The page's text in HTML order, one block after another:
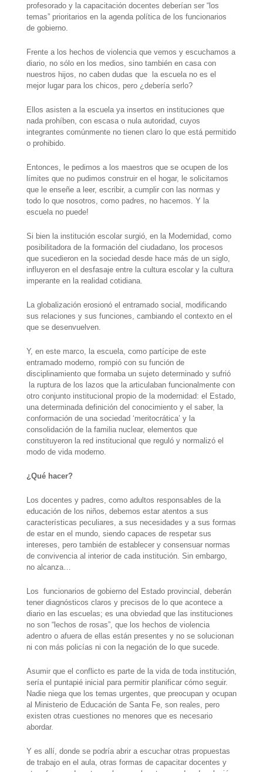
profesorado y la capacitación docentes deberían ser “los
temas” prioritarios en la agenda política de los funcionarios
de gobierno.
Frente a los hechos de violencia que vemos y escuchamos a
diario, no sólo en los medios, sino también en casa con
nuestros hijos, no caben dudas que
la escuela no es el
mejor lugar para los chicos, pero ¿debería serlo?
Ellos asisten a la escuela ya insertos en instituciones que
nada prohíben, con escasa o nula autoridad, cuyos
integrantes comúnmente no tienen claro lo que está permitido
o prohibido.
Entonces, le pedimos a los maestros que se ocupen de los
límites que no pudimos construir en el hogar, le solicitamos
que le enseñe a leer, escribir, a cumplir con las normas y
todo lo que nosotros, como padres, no hacemos. Y la
escuela no puede!
Si bien la institución escolar surgió, en la Modernidad, como
posibilitadora de la formación del ciudadano, los procesos
que sucedieron en la sociedad desde hace más de un siglo,
influyeron en el desfasaje entre la cultura escolar y la cultura
imperante en la realidad cotidiana.
La globalización erosionó el entramado social, modificando
sus relaciones y sus funciones, cambiando el contexto en el
que se desenvuelven.
Y, en este marco, la escuela, como partícipe de este
entramado moderno, rompió con su función de
disciplinamiento que formaba un sujeto determinado y sufrió
la ruptura de los lazos que la articulaban funcionalmente con
otro conjunto institucional propio de la modernidad: el Estado,
una determinada definición del conocimiento y el saber, la
conformación de una sociedad ‘meritocrática’ y la
consolidación de la familia nuclear, elementos que
constituyeron la red institucional que reguló y normalizó el
modo de vida moderno.
¿Qué hacer?
Los docentes y padres, como adultos responsables de la
educación de los niños, debemos estar atentos a sus
características peculiares, a sus necesidades y a sus formas
de estar en el mundo, siendo capaces de respetar sus
intereses, pero también de establecer y consensuar normas
de convivencia al interior de cada institución. Sin embargo,
no alcanza…
Los funcionarios de gobierno del Estado provincial, deberán
tener diagnósticos claros y precisos de lo que acontece a
diario en las escuelas; es una obviedad que las instituciones
no son “lechos de rosas”, que los hechos de violencia
adentro o afuera de ellas están presentes y no se solucionan
ni con más policías ni con la negación de lo que sucede.
Asumir que el conflicto es parte de la vida de toda institución,
sería el puntapié inicial para permitir planificar cómo seguir.
Nadie niega que los temas urgentes, que preocupan y ocupan
al Ministerio de Educación de Santa Fe, son reales, pero
existen otras cuestiones no menores que es necesario
abordar.
Y es allí, donde se podría abrir a escuchar otras propuestas
de trabajo en el aula, otras formas de capacitar docentes y